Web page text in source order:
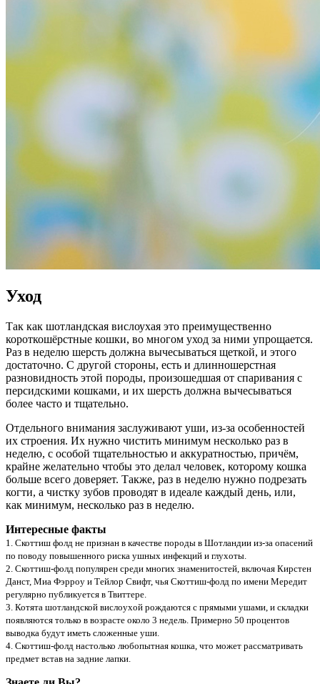
Уход
Так как шотландская вислоухая это преимущественно
короткошёрстные кошки, во многом уход за ними упрощается.
Раз в неделю шерсть должна вычесываться щеткой, и этого
достаточно. С другой стороны, есть и длинношерстная
разновидность этой породы, произошедшая от спаривания с
персидскими кошками, и их шерсть должна вычесываться
более часто и тщательно.
Отдельного внимания заслуживают уши, из-за особенностей
их строения. Их нужно чистить минимум несколько раз в
неделю, с особой тщательностью и аккуратностью, причём,
крайне желательно чтобы это делал человек, которому кошка
больше всего доверяет. Также, раз в неделю нужно подрезать
когти, а чистку зубов проводят в идеале каждый день, или,
как минимум, несколько раз в неделю.
Интересные факты
1. Скоттиш фолд не признан в качестве породы в Шотландии из-за опасений
по поводу повышенного риска ушных инфекций и глухоты.
2. Скоттиш-фолд популярен среди многих знаменитостей, включая Кирстен
Данст, Миа Фэрроу и Тейлор Свифт, чья Скоттиш-фолд по имени Мередит
регулярно публикуется в Твиттере.
3. Котята шотландской вислоухой рождаются с прямыми ушами, и складки
появляются только в возрасте около 3 недель. Примерно 50 процентов
выводка будут иметь сложенные уши.
4. Скоттиш-фолд настолько любопытная кошка, что может рассматривать
предмет встав на задние лапки.